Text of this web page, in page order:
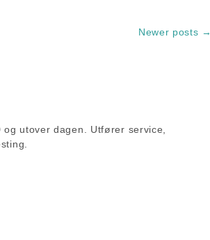
Newer posts →
utover dagen. Utfører service,